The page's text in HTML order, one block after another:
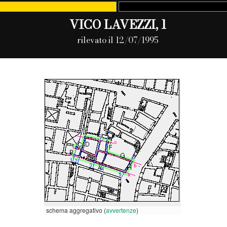
VICO LAVEZZI, 1
rilevato il 12/07/1995
schema aggregativo (avvertenze)